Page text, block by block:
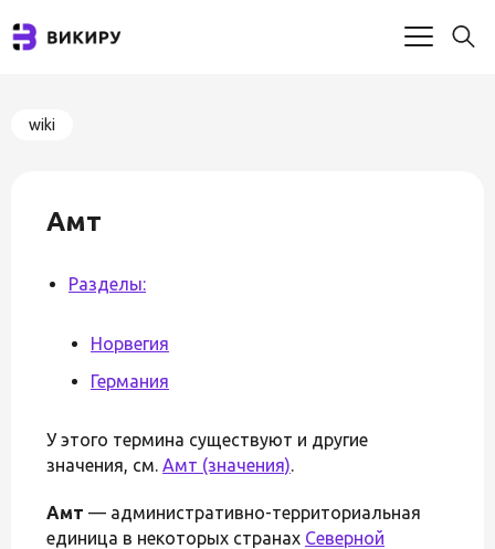
wiki
Амт
Разделы:
Норвегия
Германия
У этого термина существуют и другие
значения, см. Амт (значения).
Амт — административно-территориальная
единица в некоторых странах Северной